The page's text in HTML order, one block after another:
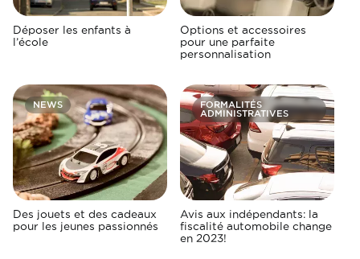
Déposer les enfants à
l’école
Options et accessoires
pour une parfaite
personnalisation
NEWS
Des jouets et des cadeaux
pour les jeunes passionnés
FORMALITÉS
ADMINISTRATIVES
Avis aux indépendants: la
fiscalité automobile change
en 2023!